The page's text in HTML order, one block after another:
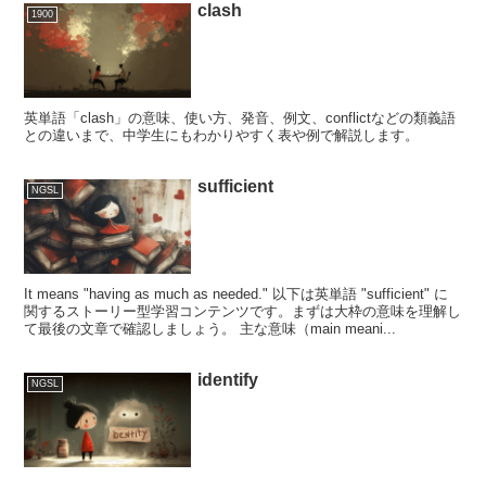
1900 clash
英単語「clash」の意味、使い方、発音、例文、conflictなどの類義語
との違いまで、中学生にもわかりやすく表や例で解説します。
NGSL sufficient
It means "having as much as needed." 以下は英単語 "sufficient" に
関するストーリー型学習コンテンツです。まずは大枠の意味を理解し
て最後の文章で確認しましょう。 主な意味（main meani...
NGSL identify